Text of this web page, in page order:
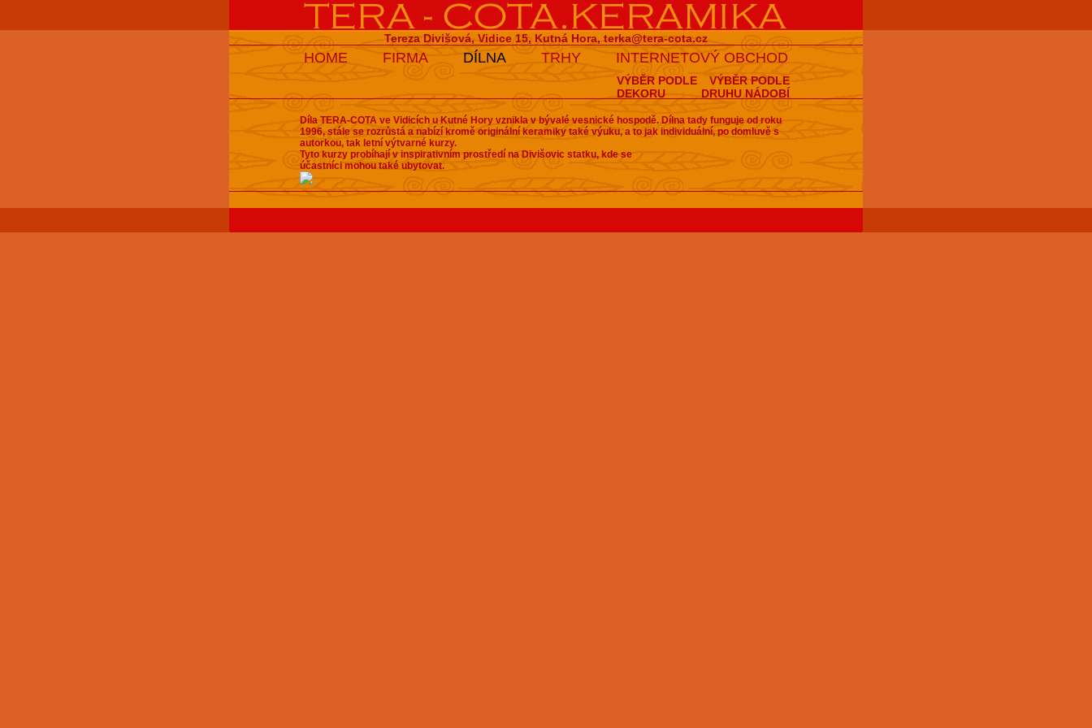
Tereza Divišová, Vidice 15, Kutná Hora, terka@tera-cota.cz
HOME FIRMA DÍLNA TRHY INTERNETOVÝ OBCHOD
VÝBĚR PODLE
DRUHU NÁDOBÍ
VÝBĚR PODLE
DEKORU
Díla TERA-COTA ve Vidicích u Kutné Hory vznikla v bývalé vesnické hospodě. Dílna tady funguje od roku
1996, stále se rozrůstá a nabízí kromě originální keramiky také výuku, a to jak individuální, po domluvě s
autorkou, tak letní výtvarné kurzy.
Tyto kurzy probíhají v inspirativním prostředí na Divišovic statku, kde se
účastníci mohou také ubytovat.